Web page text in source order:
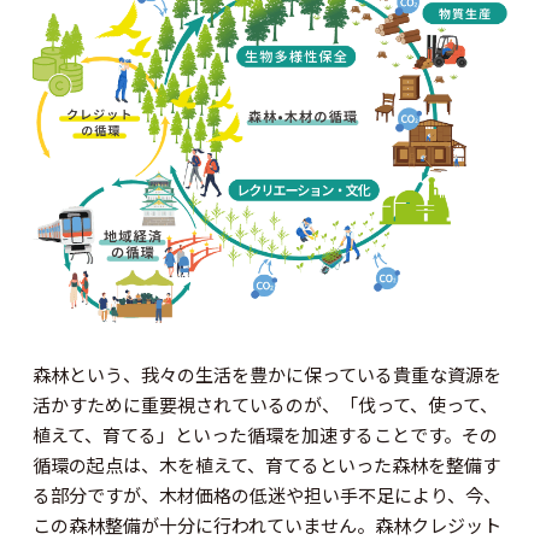
森林という、我々の生活を豊かに保っている貴重な資源を
活かすために重要視されているのが、「伐って、使って、
植えて、育てる」といった循環を加速することです。その
循環の起点は、木を植えて、育てるといった森林を整備す
る部分ですが、木材価格の低迷や担い手不足により、今、
この森林整備が十分に行われていません。森林クレジット